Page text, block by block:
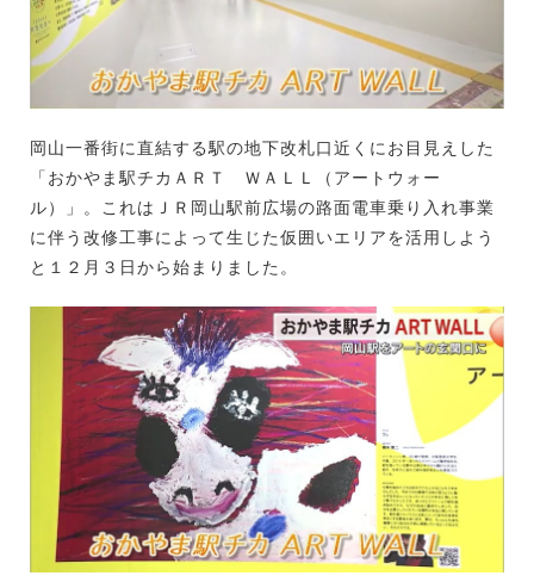
岡山一番街に直結する駅の地下改札口近くにお目見えした
「おかやま駅チカＡＲＴ ＷＡＬＬ（アートウォー
ル）」。これはＪＲ岡山駅前広場の路面電車乗り入れ事業
に伴う改修工事によって生じた仮囲いエリアを活用しよう
と１２月３日から始まりました。